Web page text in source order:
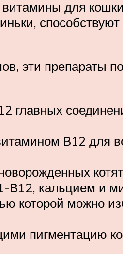
для
эти препараты
главных
В12 для
кальцием и
которой можно
пигментацию